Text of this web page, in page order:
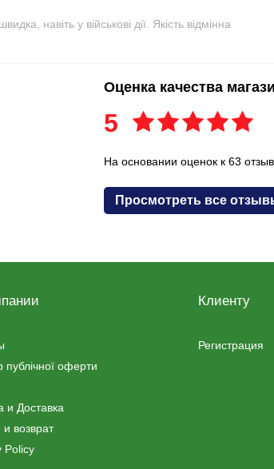
навіть у військові дії. Якість відмінна
Оценка качества
5
На основании оценок к 63
Просмотреть все
публічної оферти
и Доставка
возврат
Policy
Клиенту
Регистрация